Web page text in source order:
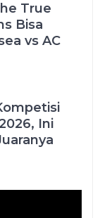
True
Bisa
vs AC
Ini